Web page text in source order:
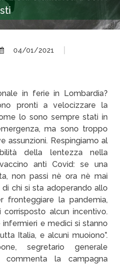
04/01/2021
in ferie in Lombardia?
pronti a velocizzare la
lo sono sempre stati in
ma sono troppo
assunzioni. Respingiamo al
della lentezza nella
anti Covid: se una
non passi nè ora nè mai
chi si sta adoperando allo
la pandemia,
alcun incentivo.
e medici si stanno
Italia, e alcuni muoiono”.
segretario generale
commenta la campagna